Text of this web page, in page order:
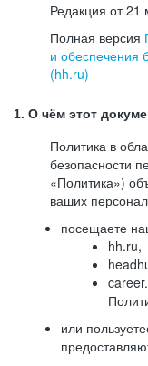
Редакция от 21
Полная версия
и обеспечения
(hh.ru)
1. О чём этот
Политика в
безопасности
«Политика»)
ваших
посещаете
hh.ru,
или